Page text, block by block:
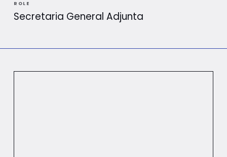
ROLE
Secretaria General Adjunta